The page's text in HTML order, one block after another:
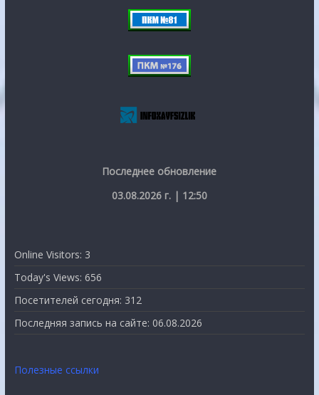
Последнее обновление
03.08.2026 г. | 12:50
Online Visitors: 3
Today's Views: 656
Посетителей сегодня: 312
Последняя запись на сайте: 06.08.2026
Полезные ссылки